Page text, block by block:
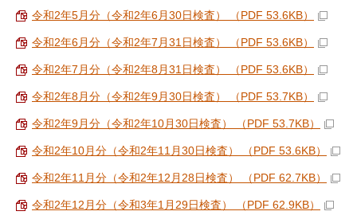
令和2年5月分（令和2年6月30日検査） （PDF 53.6KB）
令和2年6月分（令和2年7月31日検査） （PDF 53.6KB）
令和2年7月分（令和2年8月31日検査） （PDF 53.6KB）
令和2年8月分（令和2年9月30日検査） （PDF 53.7KB）
令和2年9月分（令和2年10月30日検査） （PDF 53.7KB）
令和2年10月分（令和2年11月30日検査） （PDF 53.6KB）
令和2年11月分（令和2年12月28日検査） （PDF 62.7KB）
令和2年12月分（令和3年1月29日検査） （PDF 62.9KB）